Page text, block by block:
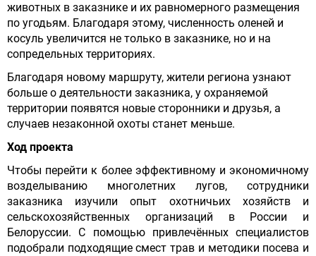
животных в заказнике и их равномерного размещения
по угодьям. Благодаря этому, численность оленей и
косуль увеличится не только в заказнике, но и на
сопредельных территориях.
Благодаря новому маршруту, жители региона узнают
больше о деятельности заказника, у охраняемой
территории появятся новые сторонники и друзья, а
случаев незаконной охоты станет меньше.
Ход проекта
Чтобы перейти к более эффективному и экономичному
возделыванию многолетних лугов, сотрудники
заказника изучили опыт охотничьих хозяйств и
сельскохозяйственных организаций в России и
Белоруссии. С помощью привлечённых специалистов
подобрали подходящие смест трав и методики посева и